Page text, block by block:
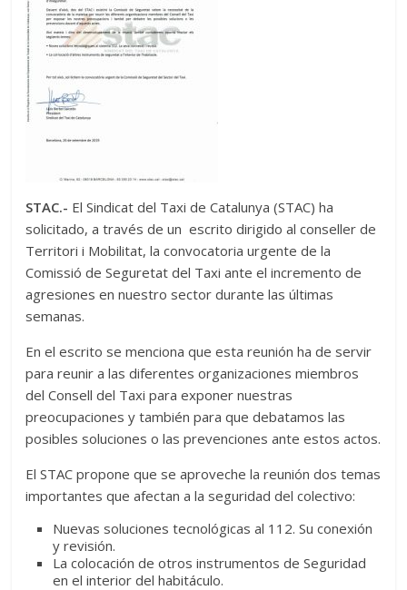
STAC.- El Sindicat del Taxi de Catalunya (STAC) ha
solicitado, a través de un escrito dirigido al conseller de
Territori i Mobilitat, la convocatoria urgente de la
Comissió de Seguretat del Taxi ante el incremento de
agresiones en nuestro sector durante las últimas
semanas.
En el escrito se menciona que esta reunión ha de servir
para reunir a las diferentes organizaciones miembros
del Consell del Taxi para exponer nuestras
preocupaciones y también para que debatamos las
posibles soluciones o las prevenciones ante estos actos.
El STAC propone que se aproveche la reunión dos temas
importantes que afectan a la seguridad del colectivo:
Nuevas soluciones tecnológicas al 112. Su conexión
y revisión.
La colocación de otros instrumentos de Seguridad
en el interior del habitáculo.